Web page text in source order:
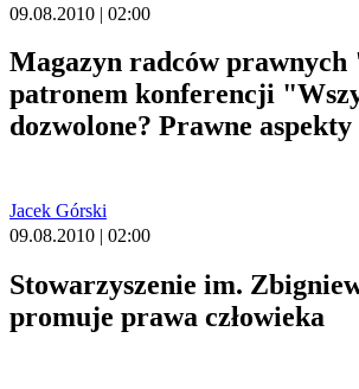
09.08.2010 | 02:00
Magazyn radców
patronem konferencji
dozwolone? Prawne
Jacek Górski
09.08.2010 | 02:00
Stowarzyszenie im.
promuje prawa człowieka